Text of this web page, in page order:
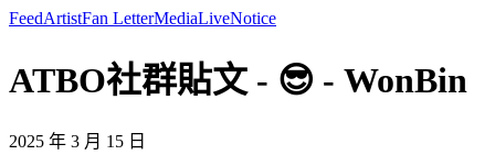
FeedArtistFan LetterMediaLiveNotice
ATBO社群貼文 - 😎 - WonBin
2025 年 3 月 15 日